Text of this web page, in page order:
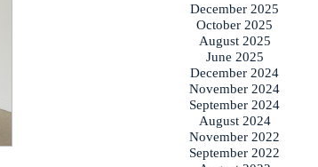
December 2025
October 2025
August 2025
June 2025
December 2024
November 2024
September 2024
August 2024
November 2022
September 2022